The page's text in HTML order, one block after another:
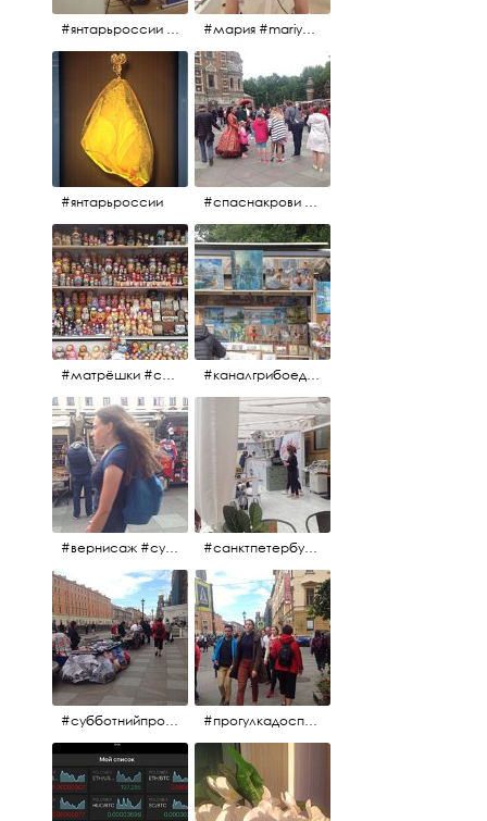
#янтарьроссии #янтарь #мария #mariya #янтарьроссии
#янтарьроссии #спаснакрови #михайловскийсад
#матрёшки #сувениры #вернисаж #каналгрибоедова #санктпетербург #вернисаж #
#вернисаж #сувениры #картины #санктпетербург #летнеекафе
#субботнийпроменад #набережнаяканалагрибоедова #санктпетербург #прогулкадоспасаиобратно #санктпетербург #15july2017 #субботнийпитерскийдень #субботнийпроменад #послеобеда